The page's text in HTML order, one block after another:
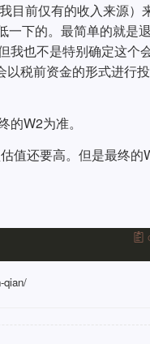
目前仅有的收入来源）
一下的。最简单的就是
我也不是特别确定这个
以税前资金的形式进行投
W2为准。
值还要高。但是最终的
qian/